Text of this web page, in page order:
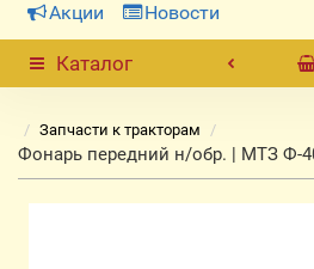
Акции Новости
Каталог
Запчасти к тракторам
Фонарь передний н/обр. | МТЗ Ф-